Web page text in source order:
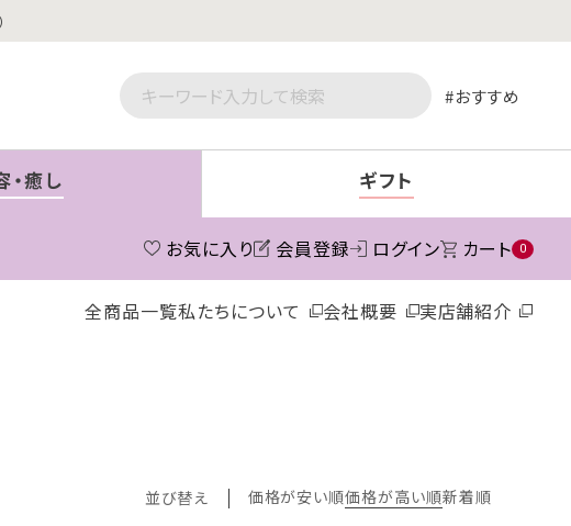
おすすめ
・癒し ギフト
お気に入り 会員登録 ログイン カート 0
全商品一覧私たちについて 会社概要 実店舗紹介
並び替え 価格が安い順価格が高い順新着順